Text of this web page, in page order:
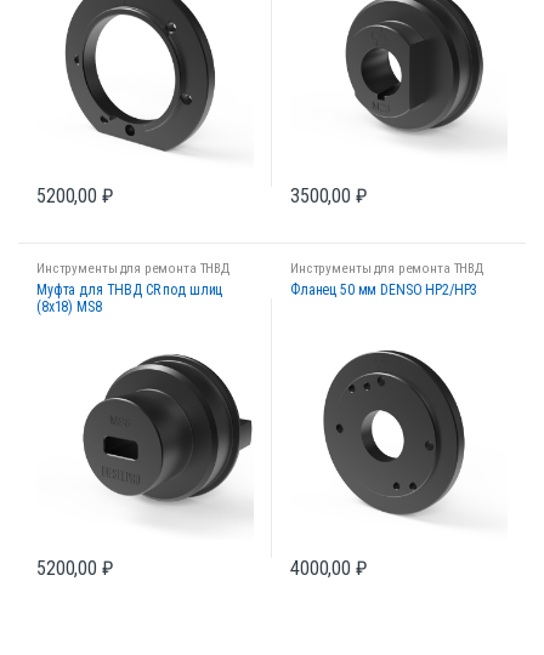
5200,00 ₽ 3500,00 ₽
Инструменты для ремонта ТНВД
Муфта для ТНВД CR под шлиц
(8х18) MS8
5200,00 ₽
Инструменты для ремонта ТНВД
Фланец 50 мм DENSO HP2/HP3
4000,00 ₽